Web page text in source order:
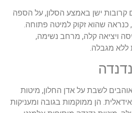
ישן באמצע הסלון, על הספה
שהוא זקוק למיטה פתוחה.
ויציאה קלה, מרחב נשימה,
ללא מגבלה.
לשבת על אדן החלון, מיטות
אידאלית. הן ממוקמות בגובה ומעניקות